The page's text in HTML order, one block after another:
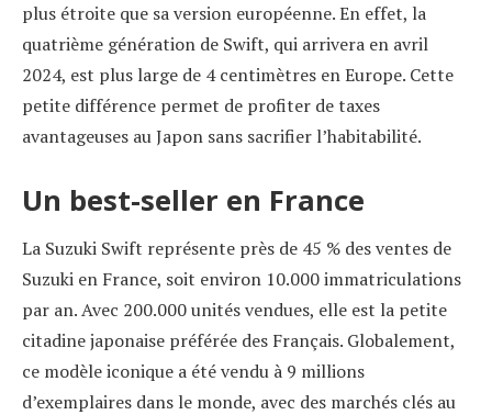
plus étroite que sa version européenne. En effet, la
quatrième génération de Swift, qui arrivera en avril
2024, est plus large de 4 centimètres en Europe. Cette
petite différence permet de profiter de taxes
avantageuses au Japon sans sacrifier l’habitabilité.
Un best-seller en France
La Suzuki Swift représente près de 45 % des ventes de
Suzuki en France, soit environ 10.000 immatriculations
par an. Avec 200.000 unités vendues, elle est la petite
citadine japonaise préférée des Français. Globalement,
ce modèle iconique a été vendu à 9 millions
d’exemplaires dans le monde, avec des marchés clés au